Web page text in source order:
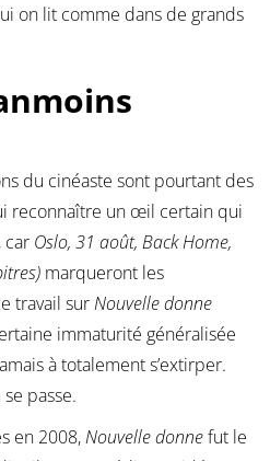
on lit comme dans de grands
du cinéaste sont pourtant des
reconnaître un œil certain qui
car Oslo, 31 août, Back Home,
marqueront les
travail surNouvelle donne
immaturité généralisée
à totalement s’extirper.
passe.
en 2008,Nouvelle donnefut le